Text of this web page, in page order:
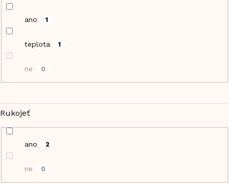
ano 1
teplota 1
ne 0
Rukojeť
ano 2
ne 0